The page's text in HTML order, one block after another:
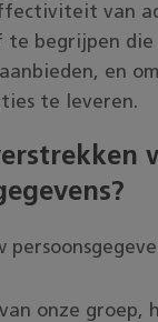
van
te begrijpen die
en
te leveren.
onze groep,